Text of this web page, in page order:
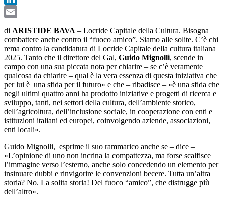
LinkedIn
di ARISTIDE BAVA – Locride Capitale della Cultura. Bisogna
combattere anche contro il “fuoco amico”. Siamo alle solite. C’è chi
rema contro la candidatura di Locride Capitale della cultura italiana
2025. Tanto che il direttore del Gal, Guido Mignolli, scende in
campo con una sua piccata nota per chiarire – se c’è veramente
qualcosa da chiarire – qual è la vera essenza di questa iniziativa che
per lui è una sfida per il futuro» e che – ribadisce – «è una sfida che
negli ultimi quattro anni ha prodotto iniziative e progetti di ricerca e
sviluppo, tanti, nei settori della cultura, dell’ambiente storico,
dell’agricoltura, dell’inclusione sociale, in cooperazione con enti e
istituzioni italiani ed europei, coinvolgendo aziende, associazioni,
enti locali».
Guido Mignolli, esprime il suo rammarico anche se – dice –
«L’opinione di uno non incrina la compattezza, ma forse scalfisce
l’immagine verso l’esterno, anche solo concedendo un elemento per
insinuare dubbi e rinvigorire le convenzioni becere. Tutta un’altra
storia? No. La solita storia! Del fuoco “amico”, che distrugge più
dell’altro».